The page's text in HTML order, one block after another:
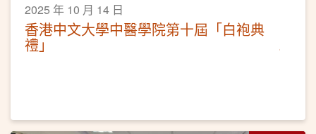
2025 年 10 月 14 日
香港中文大學中醫學院第十屆「白袍典
禮」